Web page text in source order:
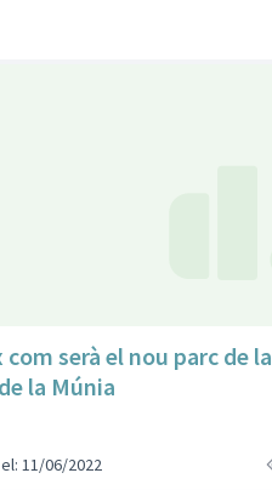
com serà el nou parc de la
la Múnia
11/06/2022